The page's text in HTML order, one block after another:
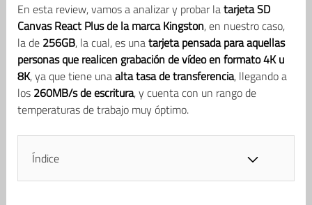
En esta review, vamos a analizar y probar latarjeta SD
Canvas React Plus de la marca Kingston, en nuestro caso,
la de 256GB, la cual, es unatarjeta pensada para aquellas
personas que realicen grabación de vídeo en formato 4K u
8K, ya que tiene unaalta tasa de transferencia, llegando a
los 260MB/s de escritura, y cuenta con un rango de
temperaturas de trabajo muy óptimo.
Índice